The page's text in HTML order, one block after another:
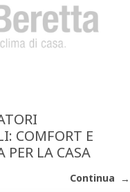
COMFORT E
PER LA CASA
Continua